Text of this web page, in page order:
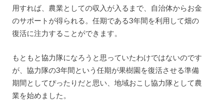
用すれば、農業としての収入が入るまで、自治体からお金
のサポートが得られる。任期である3年間を利用して畑の
復活に注力することができます。
もともと協力隊になろうと思っていたわけではないのです
が、協力隊の3年間という任期が果樹園を復活させる準備
期間としてぴったりだと思い、地域おこし協力隊として農
業を始めました。